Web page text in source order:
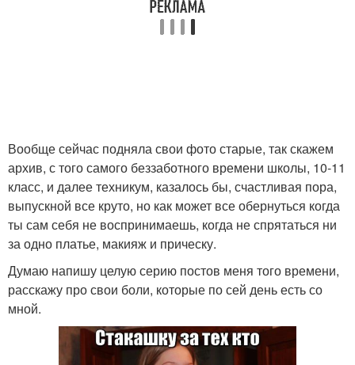
Вообще сейчас подняла свои фото старые, так скажем
архив, с того самого беззаботного времени школы, 10-11
класс, и далее техникум, казалось бы, счастливая пора,
выпускной все круто, но как может все обернуться когда
ты сам себя не воспринимаешь, когда не спрятаться ни
за одно платье, макияж и прическу.
Думаю напишу целую серию постов меня того времени,
расскажу про свои боли, которые по сей день есть со
мной.